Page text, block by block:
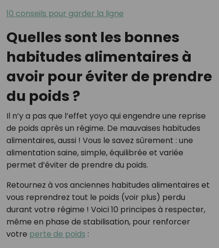
10 conseils pour garder la ligne
Quelles sont les bonnes
habitudes alimentaires à
avoir pour éviter de prendre
du poids ?
Il n’y a pas que l’effet yoyo qui engendre une reprise
de poids après un régime. De mauvaises habitudes
alimentaires, aussi ! Vous le savez sûrement : une
alimentation saine, simple, équilibrée et variée
permet d’éviter de prendre du poids.
Retournez à vos anciennes habitudes alimentaires et
vous reprendrez tout le poids (voir plus) perdu
durant votre régime ! Voici 10 principes à respecter,
même en phase de stabilisation, pour renforcer
votre perte de poids :